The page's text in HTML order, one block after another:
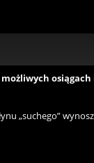
osiągach
„suchego”